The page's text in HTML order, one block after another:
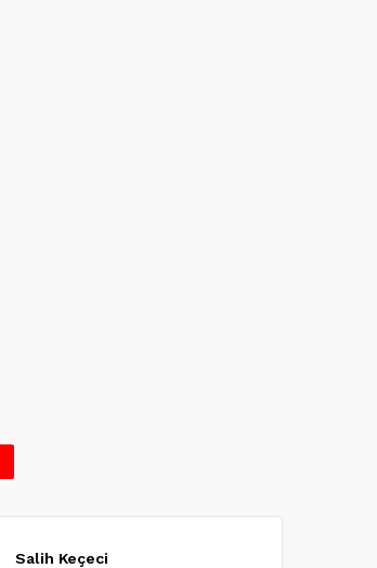
Salih Keçeci